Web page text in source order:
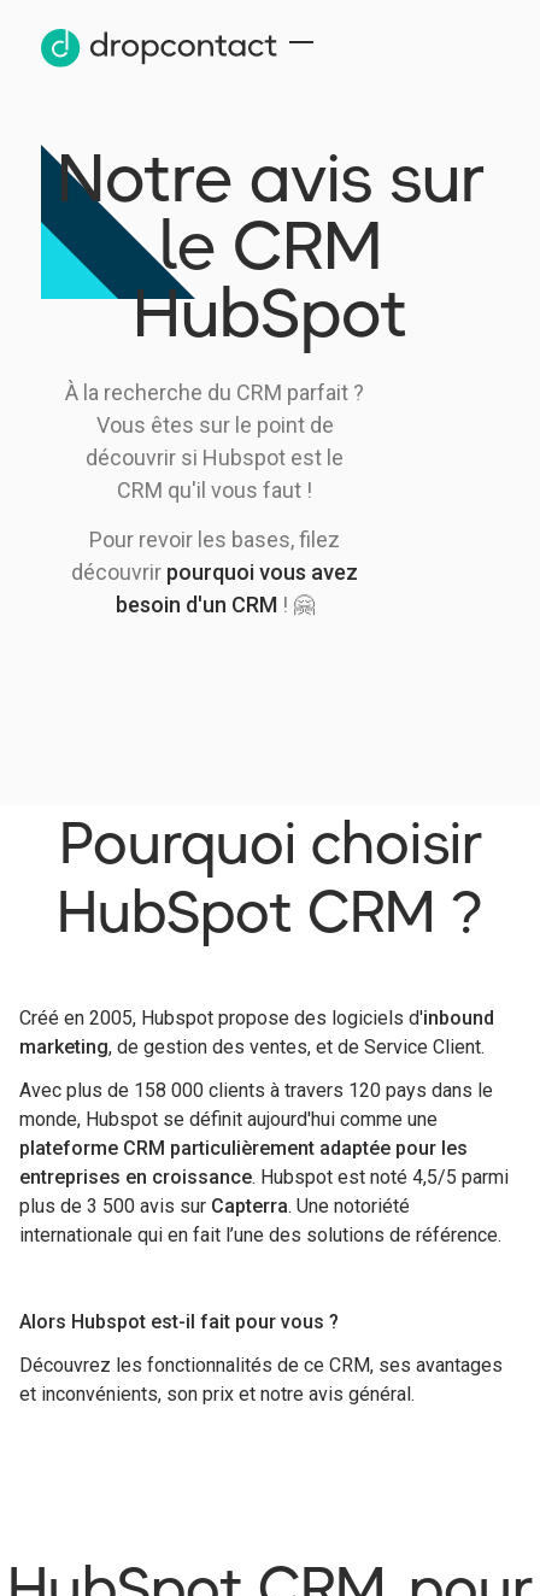
Notre avis sur
le CRM
HubSpot
À la recherche du CRM parfait ?
Vous êtes sur le point de
découvrir si Hubspot est le
CRM qu'il vous faut !
Pour revoir les bases, filez
découvrir pourquoi vous avez
besoin d'un CRM! 🤗
Pourquoi choisir
HubSpot CRM ?
Créé en 2005, Hubspot propose des logiciels d'inbound
marketing, de gestion des ventes, et de Service Client.
Avec plus de 158 000 clients à travers 120 pays dans le
monde, Hubspot se définit aujourd'hui comme une
plateforme CRM particulièrement adaptée pour les
entreprises en croissance. Hubspot est noté 4,5/5 parmi
plus de 3 500 avis sur Capterra. Une notoriété
internationale qui en fait l’une des solutions de référence.
Alors Hubspot est-il fait pour vous ?
Découvrez les fonctionnalités de ce CRM, ses avantages
et inconvénients, son prix et notre avis général.